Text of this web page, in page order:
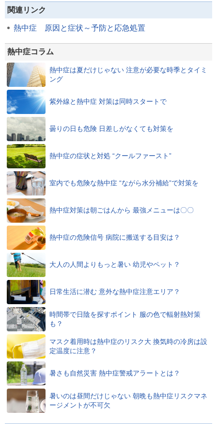
関連リンク
熱中症 原因と症状～予防と応急処置
熱中症コラム
熱中症は夏だけじゃない 注意が必要な時季とタイミ
ング
紫外線と熱中症 対策は同時スタートで
曇りの日も危険 日差しがなくても対策を
熱中症の症状と対処 “クールファースト”
室内でも危険な熱中症 “ながら水分補給”で対策を
熱中症対策は朝ごはんから 最強メニューは〇〇
熱中症の危険信号 病院に搬送する目安は？
大人の人間よりもっと暑い 幼児やペット？
日常生活に潜む 意外な熱中症注意エリア？
時間帯で日陰を探すポイント 服の色で輻射熱対策
も？
マスク着用時は熱中症のリスク大 換気時の冷房は設
定温度に注意？
暑さも自然災害 熱中症警戒アラートとは？
暑いのは昼間だけじゃない 朝晩も熱中症リスクマネ
ージメントが不可欠